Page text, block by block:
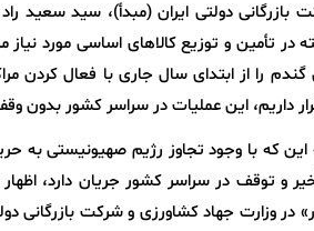
بازرگانی دولتی ایران (مبدأ)، سید سعید
در تأمین و توزیع کالاهای اساسی مورد
را از ابتدای سال جاری با فعال کردن
داریم، این عملیات در سراسر کشور بدون
این که با وجود تجاوز رژیم صهیونیستی